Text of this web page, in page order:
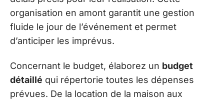
organisation en amont garantit une gestion
fluide le jour de l’événement et permet
d’anticiper les imprévus.
Concernant le budget, élaborez un budget
détaillé qui répertorie toutes les dépenses
prévues. De la location de la maison aux